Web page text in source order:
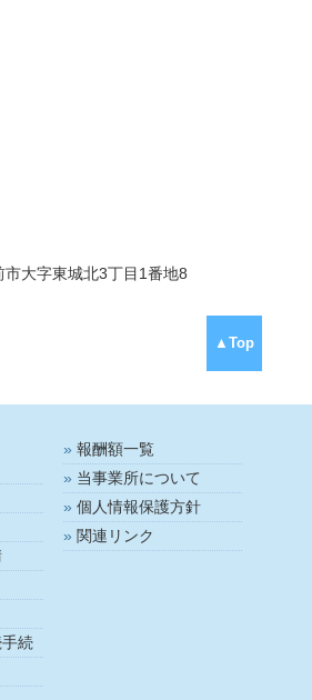
大字東城北3丁目1番地8
▲Top
続
報酬額一覧
当事業所について
個人情報保護方針
関連リンク